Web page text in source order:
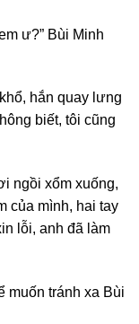
ư?” Bùi Minh
hắn quay lưng
biết, tôi cũng
ngồi xổm xuống,
của mình, hai tay
lỗi, anh đã làm
muốn tránh xa Bùi